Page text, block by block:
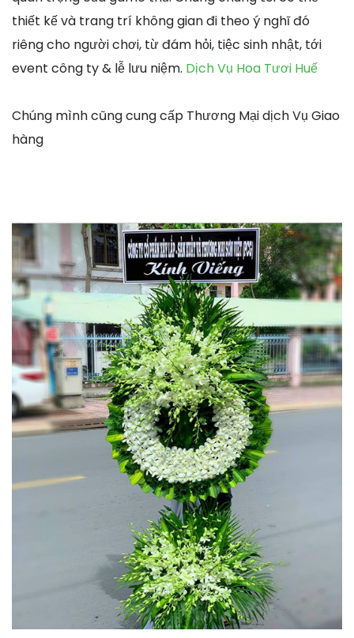
thiết kế và trang trí không gian đi theo ý nghĩ đó
riêng cho người chơi, từ đám hỏi, tiệc sinh nhật, tới
event công ty & lễ lưu niệm. Dịch Vụ Hoa Tươi Huế
Chúng mình cũng cung cấp Thương Mại dịch Vụ Giao
hàng